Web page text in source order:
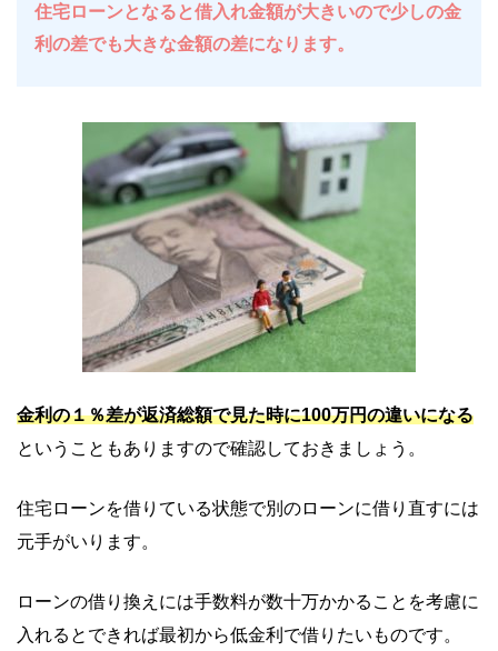
住宅ローンとなると借入れ金額が大きいので少しの金
利の差でも大きな金額の差になります。
金利の１％差が返済総額で見た時に100万円の違いになる
ということもありますので確認しておきましょう。
住宅ローンを借りている状態で別のローンに借り直すには
元手がいります。
ローンの借り換えには手数料が数十万かかることを考慮に
入れるとできれば最初から低金利で借りたいものです。